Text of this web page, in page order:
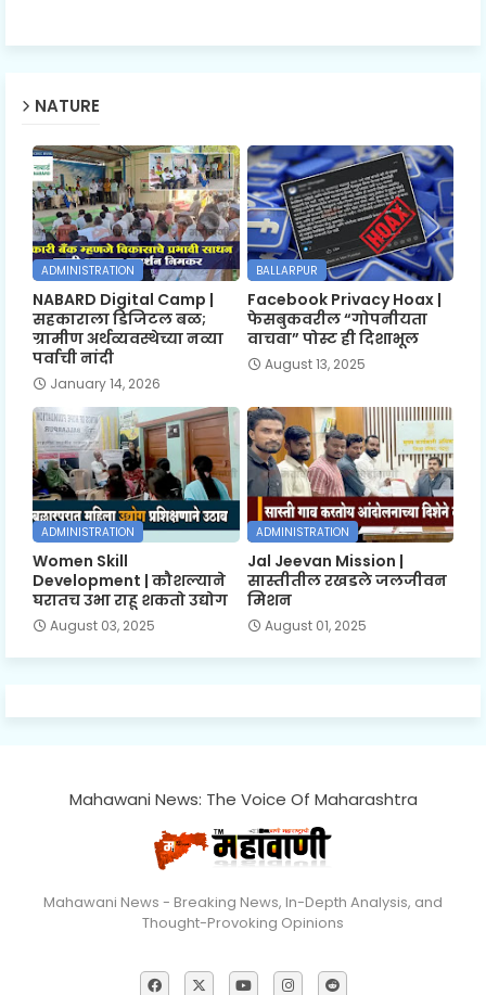
NATURE
ADMINISTRATION
NABARD Digital Camp |
सहकाराला डिजिटल बळ;
ग्रामीण अर्थव्यवस्थेच्या नव्या
पर्वाची नांदी
January 14, 2026
BALLARPUR
Facebook Privacy Hoax |
फेसबुकवरील “गोपनीयता
वाचवा” पोस्ट ही दिशाभूल
August 13, 2025
ADMINISTRATION
Women Skill
Development | कौशल्याने
घरातच उभा राहू शकतो उद्योग
August 03, 2025
ADMINISTRATION
Jal Jeevan Mission |
सास्तीतील रखडले जलजीवन
मिशन
August 01, 2025
Mahawani News: The Voice Of Maharashtra
Mahawani News - Breaking News, In-Depth Analysis, and
Thought-Provoking Opinions